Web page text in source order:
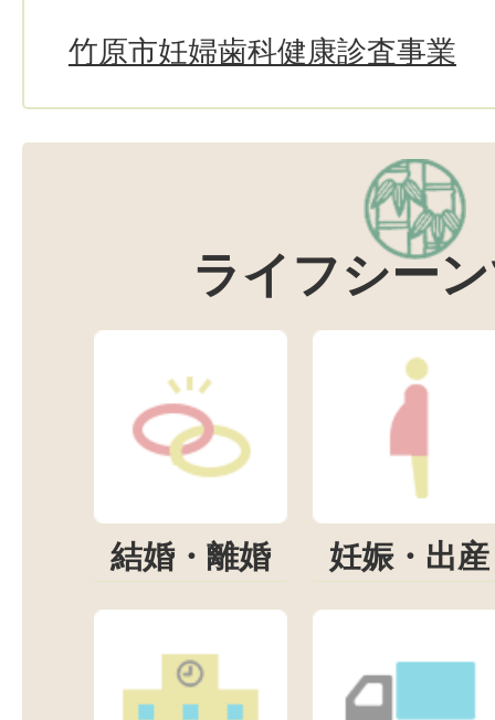
竹原市妊婦歯科健康診査事業
ライフシー
結婚・離婚 妊娠・出産